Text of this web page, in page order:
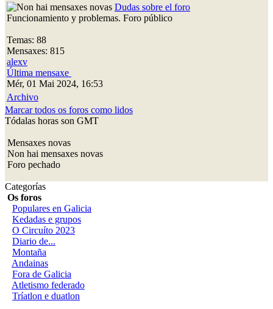
Dudas sobre el foro
Funcionamiento y problemas. Foro público
Temas: 88
Mensaxes: 815
alexv
Última mensaxe
Mér, 01 Mai 2024, 16:53
Archivo
Marcar todos os foros como lidos
Tódalas horas son GMT
Mensaxes novas
Non hai mensaxes novas
Foro pechado
Categorías
Os foros
Populares en Galicia
Kedadas e grupos
O Circuíto 2023
Diario de...
Montaña
Andainas
Fora de Galicia
Atletismo federado
Tríatlon e duatlon